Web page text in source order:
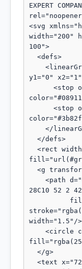
EXPERT
<svg
width="200"
100">
y1="0"
28C10 52 2
width="1.5"/>